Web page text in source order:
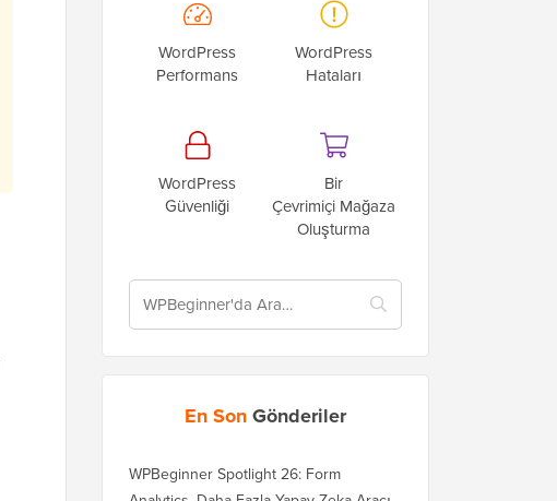
WordPress
Performans
WordPress
Hataları
WordPress
Güvenliği
Bir
Çevrimiçi Mağaza
Oluşturma
En SonGönderiler
WPBeginner Spotlight 26: Form